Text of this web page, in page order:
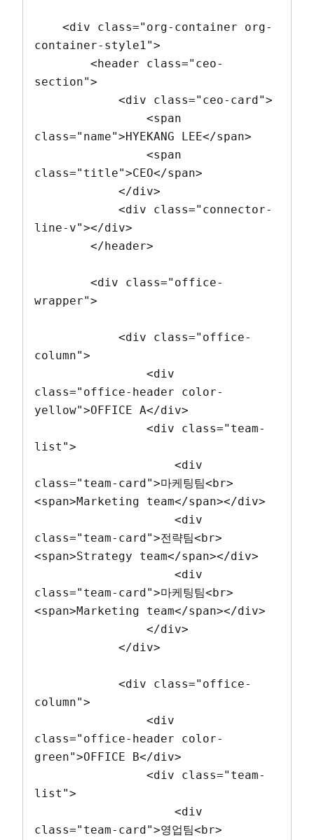
    <div class="org-container org-
container-style1">
        <header class="ceo-
section">
            <div class="ceo-card">
                <span
class="name">HYEKANG LEE</span>
                <span
class="title">CEO</span>
            </div>
            <div class="connector-
line-v"></div>
        </header>
        <div class="office-
wrapper">
            <div class="office-
column">
                <div
class="office-header color-
yellow">OFFICE A</div>
                <div class="team-
list">
                    <div
class="team-card">마케팅팀<br>
<span>Marketing team</span></div>
                    <div
class="team-card">전략팀<br>
<span>Strategy team</span></div>
                    <div
class="team-card">마케팅팀<br>
<span>Marketing team</span></div>
                </div>
            </div>
            <div class="office-
column">
                <div
class="office-header color-
green">OFFICE B</div>
                <div class="team-
list">
                    <div
class="team-card">영업팀<br>